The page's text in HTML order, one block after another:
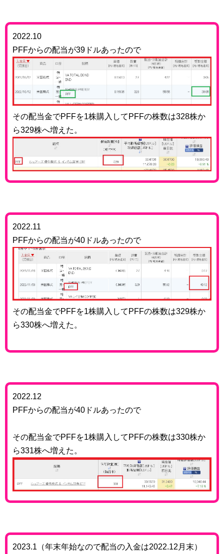
2022.10
PFFからの配当が39ドルあったので
その配当金でPFFを1株購入してPFFの株数は328株か
ら329株へ増えた。
2022.11
PFFからの配当が40ドルあったので
その配当金でPFFを1株購入してPFFの株数は329株か
ら330株へ増えた。
2022.12
PFFからの配当が40ドルあったので
その配当金でPFFを1株購入してPFFの株数は330株か
ら331株へ増えた。
2023.1（年末年始なので配当の入金は2022.12月末）